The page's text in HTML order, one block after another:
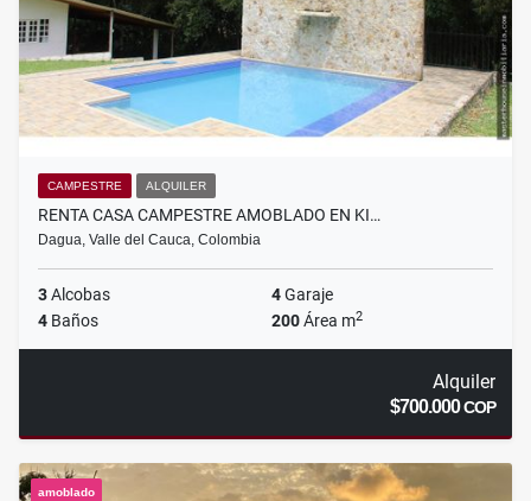
CAMPESTRE ALQUILER
RENTA CASA CAMPESTRE AMOBLADO EN KI…
Dagua, Valle del Cauca, Colombia
3Alcobas 4Garaje
4 Baños 200Área m2
Alquiler
$700.000COP
amoblado